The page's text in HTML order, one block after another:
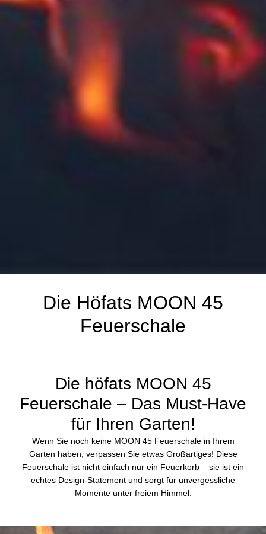
Die Höfats MOON 45
Feuerschale
Die höfats MOON 45
Feuerschale – Das Must-Have
für Ihren Garten!
Wenn Sie noch keine MOON 45 Feuerschale in Ihrem
Garten haben, verpassen Sie etwas Großartiges! Diese
Feuerschale ist nicht einfach nur ein Feuerkorb – sie ist ein
echtes Design-Statement und sorgt für unvergessliche
Momente unter freiem Himmel.